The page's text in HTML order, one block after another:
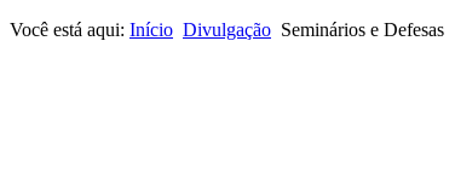
Você está aqui: Início Divulgação Seminários e Defesas